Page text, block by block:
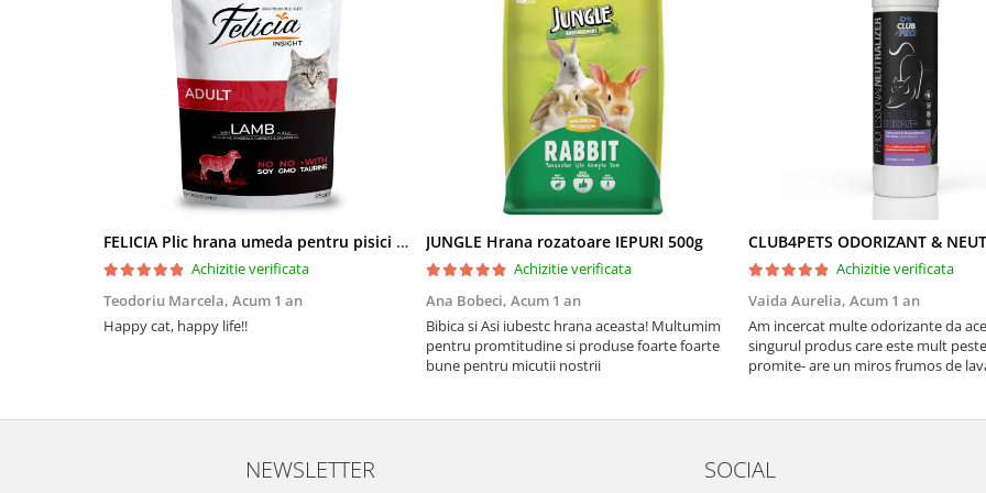
FELICIA Plic hrana umeda pentru pisici adulte, cu Miel, Set 12x85g
Achizitie verificata
Teodoriu Marcela, Acum 1 an
Happy cat, happy life!!
JUNGLE Hrana rozatoare IEPURI 500g
Achizitie verificata
Ana Bobeci, Acum 1 an
Bibica si Asi iubestc hrana aceasta! Multumim
pentru promtitudine si produse foarte foarte
bune pentru micutii nostrii
Achizitie verificata
Vaida Aurelia, Acum 1 an
Am incercat multe odorizante da
singurul produs care este mult
promite- are un miros frumos de
NEWSLETTER SOCIAL